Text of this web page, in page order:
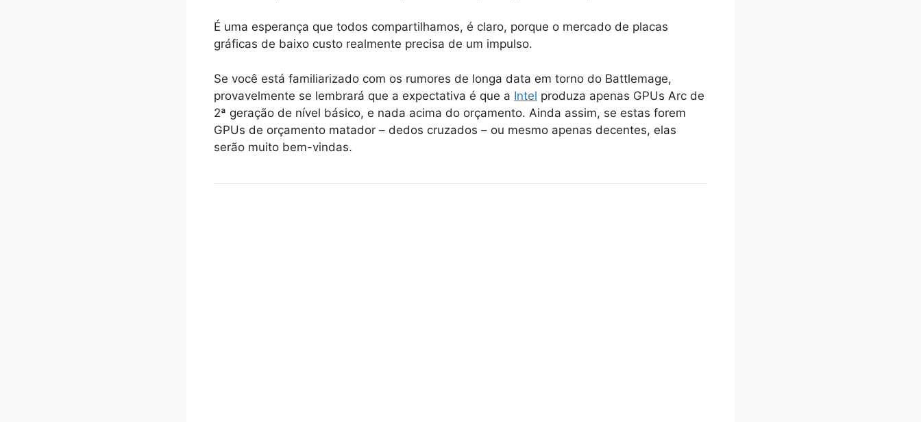
É uma esperança que todos compartilhamos, é claro, porque o mercado de placas
gráficas de baixo custo realmente precisa de um impulso.
Se você está familiarizado com os rumores de longa data em torno do Battlemage,
provavelmente se lembrará que a expectativa é que a Intel produza apenas GPUs Arc de
2ª geração de nível básico, e nada acima do orçamento. Ainda assim, se estas forem
GPUs de orçamento matador – dedos cruzados – ou mesmo apenas decentes, elas
serão muito bem-vindas.